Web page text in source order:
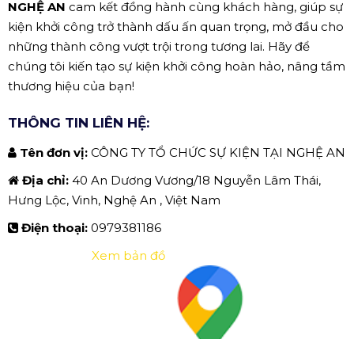
NGHỆ AN cam kết đồng hành cùng khách hàng, giúp sự
kiện khởi công trở thành dấu ấn quan trọng, mở đầu cho
những thành công vượt trội trong tương lai. Hãy để
chúng tôi kiến tạo sự kiện khởi công hoàn hảo, nâng tầm
thương hiệu của bạn!
THÔNG TIN LIÊN HỆ:
Tên đơn vị: CÔNG TY TỔ CHỨC SỰ KIỆN TẠI NGHỆ AN
Địa chỉ: 40 An Dương Vương/18 Nguyễn Lâm Thái,
Hưng Lộc, Vinh, Nghệ An , Việt Nam
Điện thoại: 0979381186
Xem bản đồ